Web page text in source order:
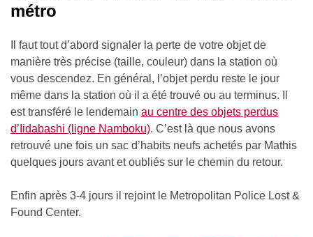
métro
Il faut tout d’abord signaler la perte de votre objet de
manière très précise (taille, couleur) dans la station où
vous descendez. En général, l’objet perdu reste le jour
même dans la station où il a été trouvé ou au terminus. Il
est transféré le lendemain au centre des objets perdus
d’Iidabashi (ligne Namboku). C’est là que nous avons
retrouvé une fois un sac d’habits neufs achetés par Mathis
quelques jours avant et oubliés sur le chemin du retour.
Enfin après 3-4 jours il rejoint le Metropolitan Police Lost &
Found Center.